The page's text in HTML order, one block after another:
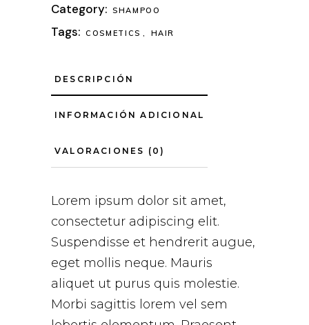
Category: SHAMPOO
Tags: COSMETICS HAIR
DESCRIPCIÓN
INFORMACIÓN ADICIONAL
VALORACIONES (0)
Lorem ipsum dolor sit amet,
consectetur adipiscing elit.
Suspendisse et hendrerit augue,
eget mollis neque. Mauris
aliquet ut purus quis molestie.
Morbi sagittis lorem vel sem